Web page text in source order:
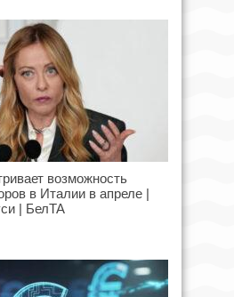
возможность
в Италии в апреле |
| БелТА